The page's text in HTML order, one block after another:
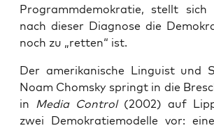
Pro­gramm­de­mo­kra­tie, stellt
nach die­ser Dia­gno­se die
noch zu „ret­ten“ ist.
Der ame­ri­ka­ni­sche Lin­gu­ist und
Noam Chom­sky springt in die
in Media Con­trol(2002) auf
zwei Demo­kra­tie­mo­del­le vor: